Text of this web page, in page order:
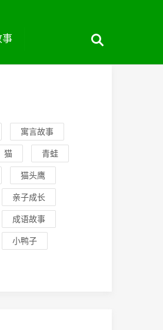
事
寓言故事
猫 青蛙
猫头鹰
亲子成长
成语故事
小鸭子